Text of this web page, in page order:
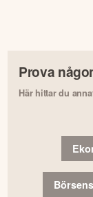
Prova
Här hittar du